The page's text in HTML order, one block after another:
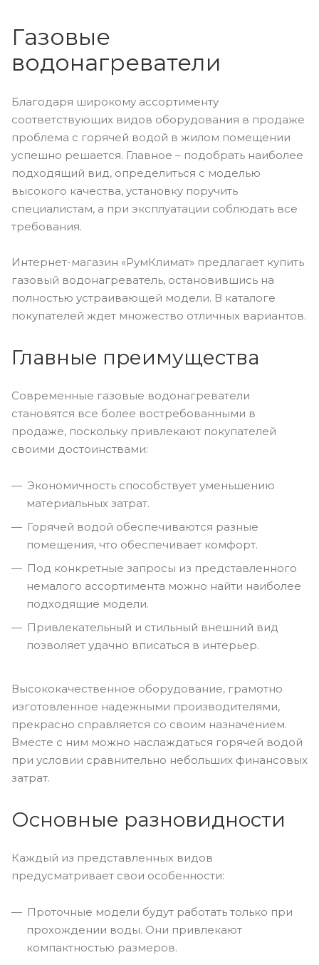
Газовые
водонагреватели
Благодаря широкому ассортименту
соответствующих видов оборудования в продаже
проблема с горячей водой в жилом помещении
успешно решается. Главное – подобрать наиболее
подходящий вид, определиться с моделью
высокого качества, установку поручить
специалистам, а при эксплуатации соблюдать все
требования.
Интернет-магазин «РумКлимат» предлагает купить
газовый водонагреватель, остановившись на
полностью устраивающей модели. В каталоге
покупателей ждет множество отличных вариантов.
Главные преимущества
Современные газовые водонагреватели
становятся все более востребованными в
продаже, поскольку привлекают покупателей
своими достоинствами:
Экономичность способствует уменьшению
материальных затрат.
Горячей водой обеспечиваются разные
помещения, что обеспечивает комфорт.
Под конкретные запросы из представленного
немалого ассортимента можно найти наиболее
подходящие модели.
Привлекательный и стильный внешний вид
позволяет удачно вписаться в интерьер.
Высококачественное оборудование, грамотно
изготовленное надежными производителями,
прекрасно справляется со своим назначением.
Вместе с ним можно наслаждаться горячей водой
при условии сравнительно небольших финансовых
затрат.
Основные разновидности
Каждый из представленных видов
предусматривает свои особенности:
Проточные модели будут работать только при
прохождении воды. Они привлекают
компактностью размеров.